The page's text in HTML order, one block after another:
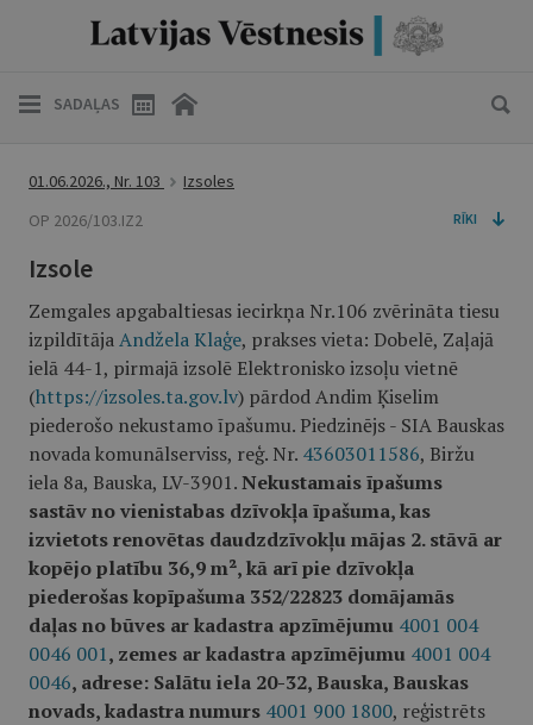
SADAĻAS
01.06.2026., Nr. 103
Izsoles
OP 2026/103.IZ2
RĪKI
Izsole
Zemgales apgabaltiesas iecirkņa Nr.106 zvērināta tiesu
izpildītājaAndžela Klaģe, prakses vieta: Dobelē, Zaļajā
ielā 44-1, pirmajā izsolē Elektronisko izsoļu vietnē
(https://izsoles.ta.gov.lv) pārdod Andim Ķiselim
piederošo nekustamo īpašumu. Piedzinējs - SIA Bauskas
novada komunālserviss, reģ. Nr. 43603011586, Biržu
iela 8a, Bauska, LV-3901.Nekustamais īpašums
sastāv no vienistabas dzīvokļa īpašuma, kas
izvietots renovētas daudzdzīvokļu mājas 2. stāvā ar
kopējo platību 36,9 m², kā arī pie dzīvokļa
piederošas kopīpašuma 352/22823 domājamās
daļas no būves ar kadastra apzīmējumu 4001 004
0046 001, zemes ar kadastra apzīmējumu 4001 004
0046, adrese: Salātu iela 20-32, Bauska, Bauskas
novads, kadastra numurs 4001 900 1800, reģistrēts